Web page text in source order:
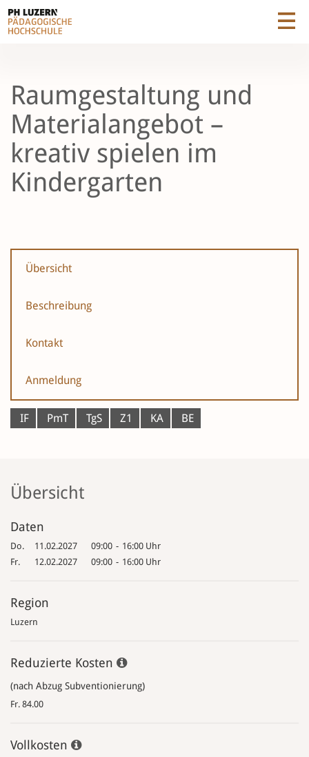
Raumgestaltung und
Materialangebot –
kreativ spielen im
Kindergarten
Übersicht
Beschreibung
Kontakt
Anmeldung
IF PmT TgS Z1 KA BE
Übersicht
Daten
Do. 11.02.2027 09:00 - 16:00 Uhr
Fr.
12.02.2027 09:00 - 16:00 Uhr
Region
Luzern
Reduzierte Kosten
(nach Abzug Subventionierung)
Fr. 84.00
Vollkosten